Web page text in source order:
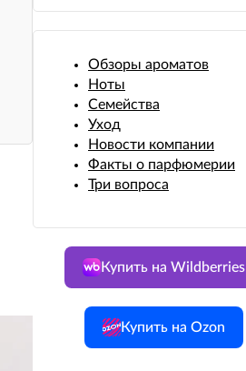
Обзоры ароматов
Ноты
Семейства
Уход
Новости компании
Факты о парфюмерии
Три вопроса
Купить на Wildberries
Купить на Ozon